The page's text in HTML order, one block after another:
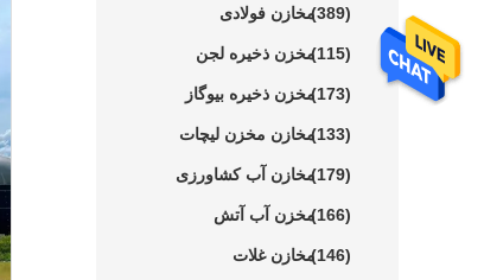
مخازن فولادی (389)
مخزن ذخیره لجن (115)
مخزن ذخیره بیوگاز (173)
مخازن مخزن لیچات (133)
مخازن آب کشاورزی (179)
مخزن آب آتش (166)
مخازن غلات (146)